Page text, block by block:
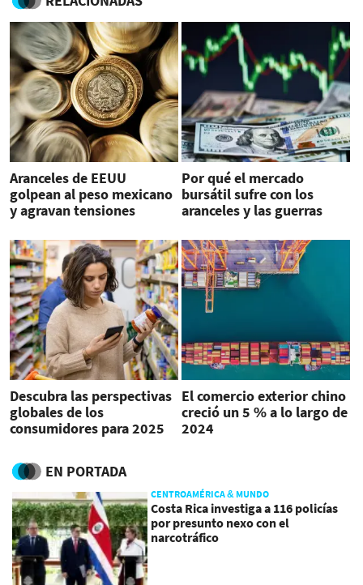
Aranceles de EEUU
golpean al peso mexicano
y agravan tensiones
Por qué el mercado
bursátil sufre con los
aranceles y las guerras
Descubra las perspectivas
globales de los
consumidores para 2025
El comercio exterior chino
creció un 5 % a lo largo de
2024
EN PORTADA
CENTROAMÉRICA & MUNDO
Costa Rica investiga a 116 policías
por presunto nexo con el
narcotráfico